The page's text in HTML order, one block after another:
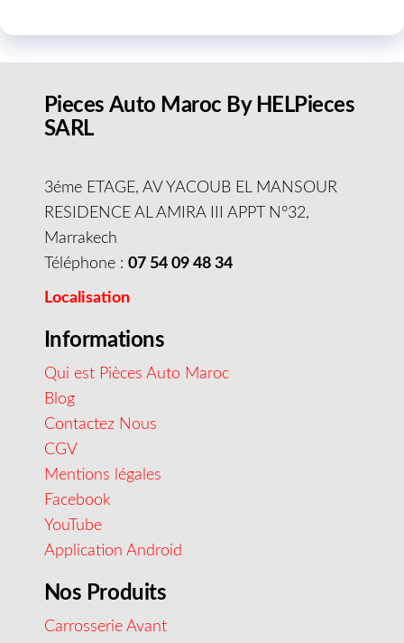
Pieces Auto Maroc By HELPieces
SARL
3éme ETAGE, AV YACOUB EL MANSOUR
RESIDENCE AL AMIRA III APPT N°32,
Marrakech
Téléphone : 07 54 09 48 34
Localisation
Informations
Qui est Pièces Auto Maroc
Blog
Contactez Nous
CGV
Mentions légales
Facebook
YouTube
Application Android
Nos Produits
Carrosserie Avant